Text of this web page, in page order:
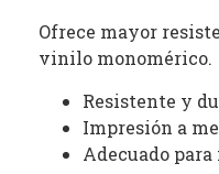
Ofrece mayor
vinilo monomérico.
Resistente y
Impresión a
Adecuado